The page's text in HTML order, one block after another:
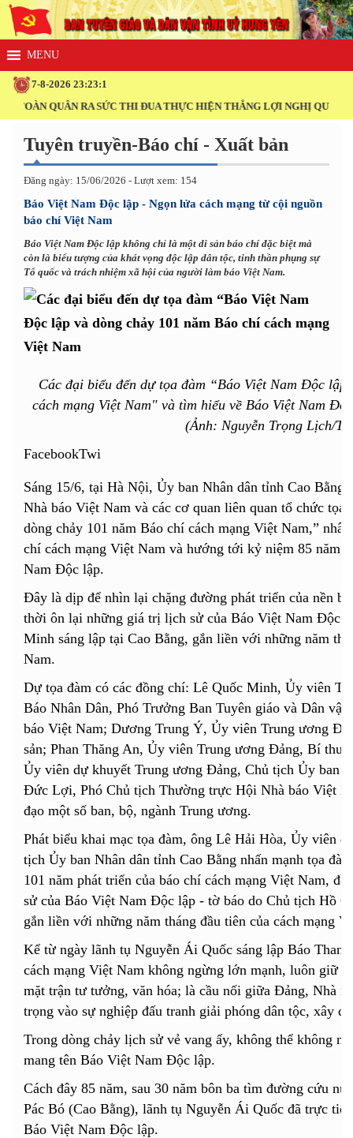
7-8-2026 23:23:2
QUÂN RA SỨC THI ĐUA THỰC HIỆN THẮNG LỢI NGHỊ QUYẾT ĐẠI
Tuyên truyền-Báo chí - Xuất bản
Đăng ngày: 15/06/2026 - Lượt xem: 154
Báo Việt Nam Độc lập - Ngọn lửa cách mạng từ cội nguồn
báo chí Việt Nam
Báo Việt Nam Độc lập không chỉ là một di sản báo chí đặc biệt mà
còn là biểu tượng của khát vọng độc lập dân tộc, tinh thần phụng sự
Tổ quốc và trách nhiệm xã hội của người làm báo Việt Nam.
Các đại biểu đến dự tọa đàm “Báo Việt Nam Độc lập
cách mạng Việt Nam" và tìm hiểu về Báo Việt Nam
(Ảnh: Nguyễn Trọng Lịch/
FacebookTwi
Sáng 15/6, tại Hà Nội, Ủy ban Nhân dân tỉnh Cao
Nhà báo Việt Nam và các cơ quan liên quan tổ chức
dòng chảy 101 năm Báo chí cách mạng Việt Nam,”
chí cách mạng Việt Nam và hướng tới kỷ niệm 85 năm
Nam Độc lập.
Đây là dịp để nhìn lại chặng đường phát triển của nền
thời ôn lại những giá trị lịch sử của Báo Việt Nam Độc
Minh sáng lập tại Cao Bằng, gắn liền với những năm
Nam.
Dự tọa đàm có các đồng chí: Lê Quốc Minh, Ủy viên
Báo Nhân Dân, Phó Trưởng Ban Tuyên giáo và Dân
báo Việt Nam; Dương Trung Ý, Ủy viên Trung ương
sản; Phan Thăng An, Ủy viên Trung ương Đảng, Bí thư
Ủy viên dự khuyết Trung ương Đảng, Chủ tịch Ủy ban
Đức Lợi, Phó Chủ tịch Thường trực Hội Nhà báo Việt
đạo một số ban, bộ, ngành Trung ương.
Phát biểu khai mạc tọa đàm, ông Lê Hải Hòa, Ủy viên
tịch Ủy ban Nhân dân tỉnh Cao Bằng nhấn mạnh tọa
101 năm phát triển của báo chí cách mạng Việt Nam,
sử của Báo Việt Nam Độc lập - tờ báo do Chủ tịch Hồ
gắn liền với những năm tháng đầu tiên của cách mạng
Kể từ ngày lãnh tụ Nguyễn Ái Quốc sáng lập Báo
cách mạng Việt Nam không ngừng lớn mạnh, luôn giữ
mặt trận tư tưởng, văn hóa; là cầu nối giữa Đảng, Nhà
trọng vào sự nghiệp đấu tranh giải phóng dân tộc, xây
Trong dòng chảy lịch sử vẻ vang ấy, không thể không
mang tên Báo Việt Nam Độc lập.
Cách đây 85 năm, sau 30 năm bôn ba tìm đường cứu
Pác Bó (Cao Bằng), lãnh tụ Nguyễn Ái Quốc đã trực
Báo Việt Nam Độc lập.